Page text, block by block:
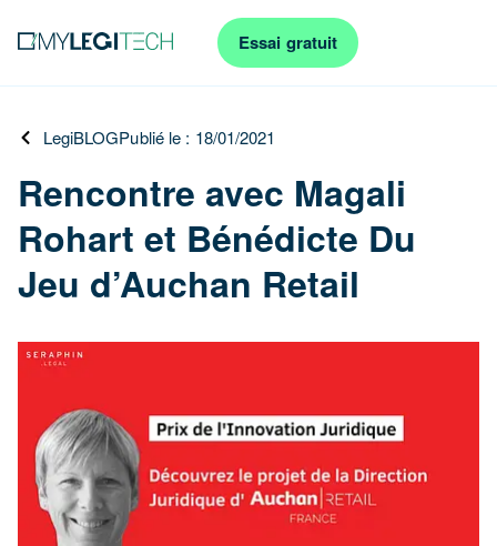
Essai gratuit
LegiBLOGPublié le : 18/01/2021
Rencontre avec Magali
Rohart et Bénédicte Du
Jeu d’Auchan Retail